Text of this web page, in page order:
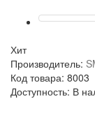
Хит
Производитель:
Код товара: 8003
Доступность: В